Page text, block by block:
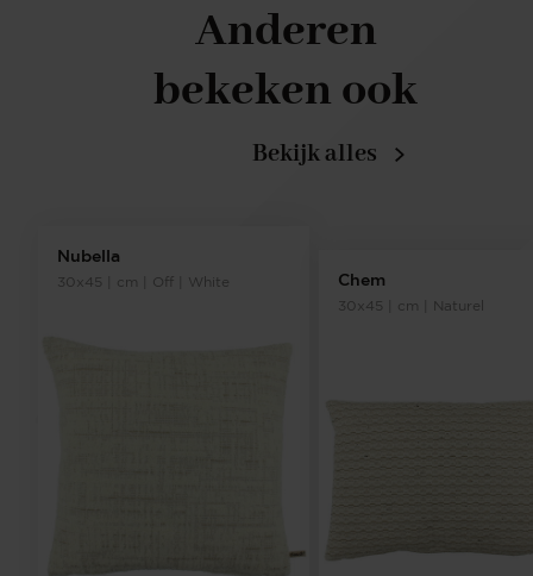
Nubella
30x45 | cm | Off | White Chem
30x45 | cm | Naturel
Anderen
bekeken ook
Bekijk alles